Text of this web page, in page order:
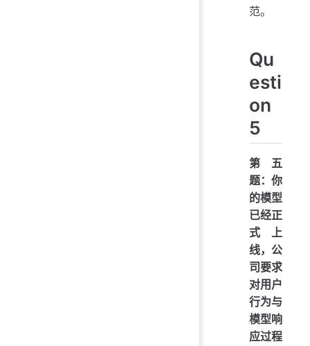
范。
Qu
esti
on
5
第五
题：你
的模型
已经正
式上
线，公
司要求
对用户
行为与
模型响
应过程